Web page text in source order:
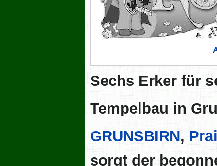
Sechs Erker für
Tempelbau in
GRUNSBIRN,
sorgt der